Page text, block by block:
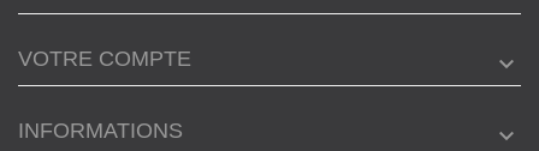
VOTRE COMPTE
INFORMATIONS